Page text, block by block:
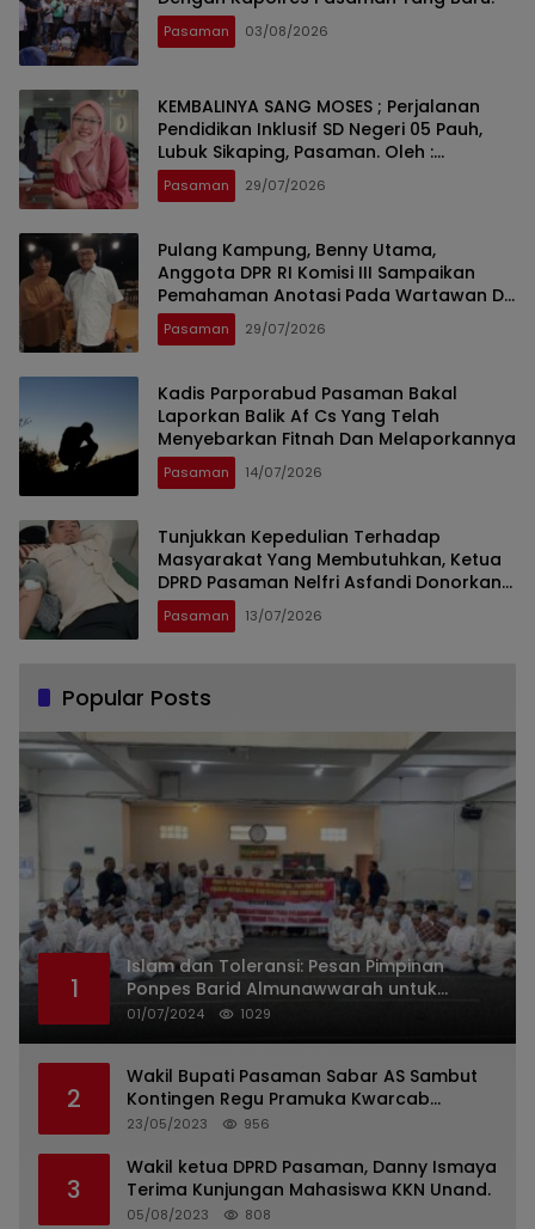
Pasaman 03/08/2026
KEMBALINYA SANG MOSES ; Perjalanan
Pendidikan Inklusif SD Negeri 05 Pauh,
Lubuk Sikaping, Pasaman. Oleh :
Rahmawati Ismar SS ( Guru SDN Pauh ,
Lubuk Sikaping, Pasaman.)
Pasaman 29/07/2026
Pulang Kampung, Benny Utama,
Anggota DPR RI Komisi III Sampaikan
Pemahaman Anotasi Pada Wartawan Di
Pasaman
Pasaman 29/07/2026
Kadis Parporabud Pasaman Bakal
Laporkan Balik Af Cs Yang Telah
Menyebarkan Fitnah Dan Melaporkannya
Pasaman 14/07/2026
Tunjukkan Kepedulian Terhadap
Masyarakat Yang Membutuhkan, Ketua
DPRD Pasaman Nelfri Asfandi Donorkan
Darahnya
Pasaman 13/07/2026
Popular Posts
1
Islam dan Toleransi: Pesan Pimpinan
Ponpes Barid Almunawwarah untuk
Indonesia
01/07/2024 1029
2
Wakil Bupati Pasaman Sabar AS Sambut
Kontingen Regu Pramuka Kwarcab
Pasaman
23/05/2023 956
3
Wakil ketua DPRD Pasaman, Danny Ismaya
Terima Kunjungan Mahasiswa KKN Unand.
05/08/2023 808